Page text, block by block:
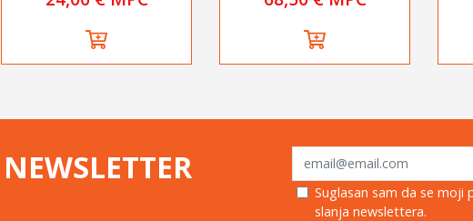
NEWSLETTER
Suglasan sam da se moji
slanja newslettera.